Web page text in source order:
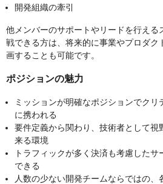
開発組織の牽引
他メンバーのサポートやリードを行える
戦できる方は、将来的に事業やプロダク
画することも可能です。
ポジションの魅力
ミッションが明確なポジションでクリ
に携われる
要件定義から関わり、技術者として視
来る環境
トラフィックが多く決済も考慮した
できる
人数の少ない開発チームならではの